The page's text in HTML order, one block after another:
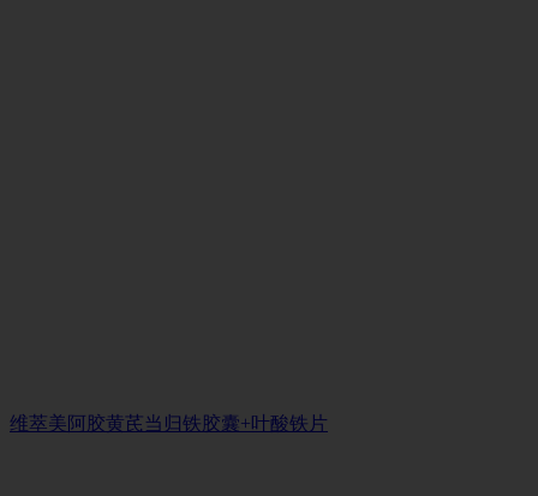
维萃美阿胶黄芪当归铁胶囊+叶酸铁片